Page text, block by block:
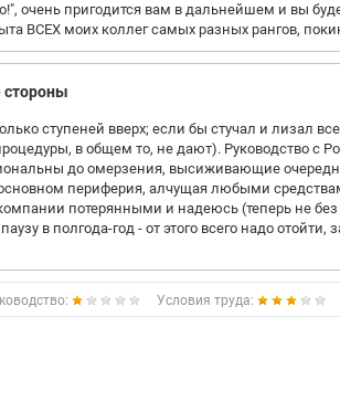
очень пригодится вам в дальнейшем и вы
ВСЕХ моих коллег самых разных рангов,
ступеней вверх; если бы стучал и лизал
в общем то, не дают). Руководство с
до омерзения, высиживающие
периферия, алчущая любыми
потерянными и надеюсь (теперь не
в полгода-год - от этого всего надо
Условия труда: